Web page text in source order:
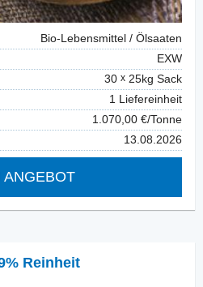
Bio-Lebensmittel / Ölsaaten
EXW
30
25kg Sack
1 Liefereinheit
1.070,00 €/Tonne
13.08.2026
ANGEBOT
Reinheit